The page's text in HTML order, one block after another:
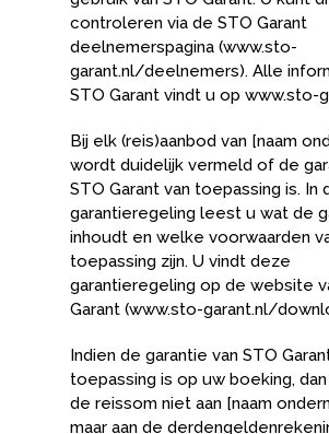
controleren via de STO Garant
deelnemerspagina (www.sto-
garant.nl/deelnemers). Alle
STO Garant vindt u op www.sto-
Bij elk (reis)aanbod van [naam
wordt duidelijk vermeld of de
STO Garant van toepassing is. In
garantieregeling leest u wat de
inhoudt en welke voorwaarden
toepassing zijn. U vindt deze
garantieregeling op de website
Garant (www.sto-garant.nl/
Indien de garantie van STO
toepassing is op uw boeking,
de reissom niet aan [naam
maar aan de